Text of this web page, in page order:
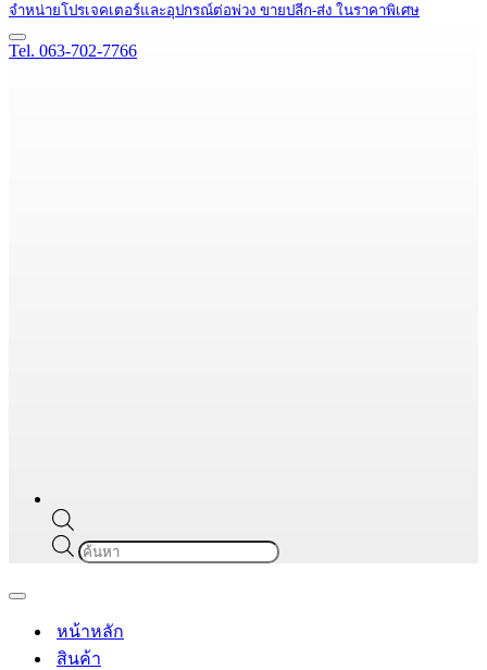
จำหน่ายโปรเจคเตอร์และอุปกรณ์ต่อพ่วง ขายปลีก-ส่ง ในราคาพิเศษ
Navigation
Menu
Tel. 063-702-7766
Products
search
Navigation
หน้าหลัก
สินค้า